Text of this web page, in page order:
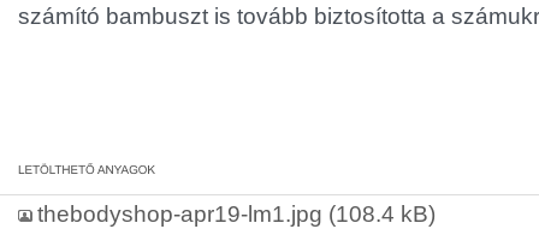
számító bambuszt is tovább biztosította a
thebodyshop-apr19-lm1.jpg (108.4 kB)